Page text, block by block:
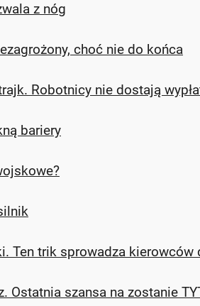
z nóg
choć nie do końca
Robotnicy nie dostają
bariery
Ten trik sprowadza kierowców
szansa na zostanie